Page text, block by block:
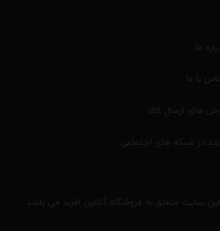
سایت متعلق به فروشگاه آنلاین افرند می باشد.
ما
با ما
روش های ارسال کالا
در شبکه های اجتماعی